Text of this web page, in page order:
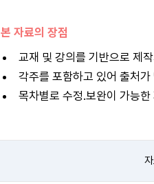
자료의 장점
교재 및 강의를 기반으로 제
각주를 포함하고 있어 출처가
목차별로 수정.보완이 가능